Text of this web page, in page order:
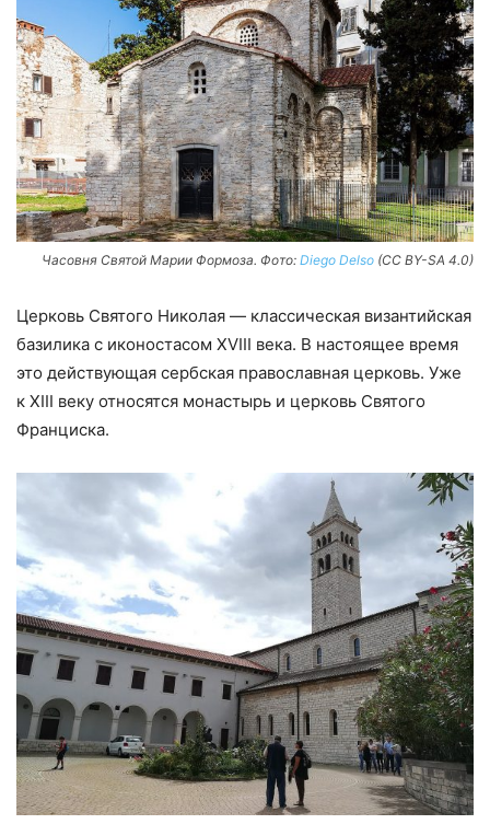
Часовня Святой Марии Формоза. Фото: Diego Delso (CC BY-SA 4.0)
Церковь Святого Николая — классическая византийская
базилика с иконостасом XVIII века. В настоящее время
это действующая сербская православная церковь. Уже
к XIII веку относятся монастырь и церковь Святого
Франциска.